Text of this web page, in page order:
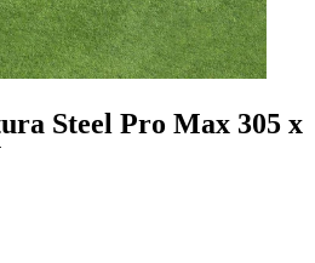
Steel Pro Max 305 x